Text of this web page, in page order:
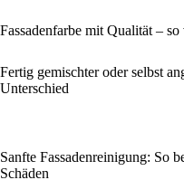
Fassadenfarbe mit Qualität –
Fertig gemischter oder selbst
Unterschied
Sanfte Fassadenreinigung: So
Schäden